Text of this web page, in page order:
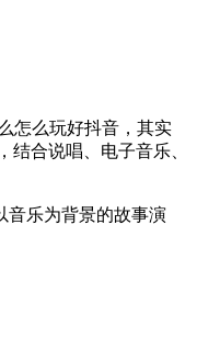
怎么玩好抖音，其实
合说唱、电子音乐、
音乐为背景的故事演